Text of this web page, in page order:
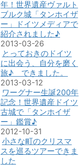
年！世界遺産ヴァルト
ブルク城「タンホイザ
ー」ドイツメディアで
紹介されました♪
2013-03-26
とっておきのドイツ
に出会う、自分を磨く
旅♪ できました。
2013-03-12
ワーグナー生誕200年
記念！世界遺産ドイツ
古城で「タンホイザ
ー」鑑賞♪
2012-10-31
小さな町のクリスマ
スを巡るツアーできま
した